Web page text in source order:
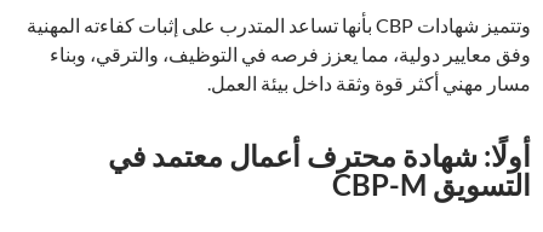
وتتميز شهادات CBP بأنها تساعد المتدرب على إثبات كفاءته المهنية
وفق معايير دولية، مما يعزز فرصه في التوظيف، والترقي، وبناء
مسار مهني أكثر قوة وثقة داخل بيئة العمل.
أولًا: شهادة محترف أعمال معتمد في
التسويق CBP-M